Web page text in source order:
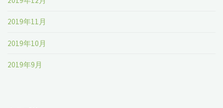
2019年11月
2019年10月
2019年9月